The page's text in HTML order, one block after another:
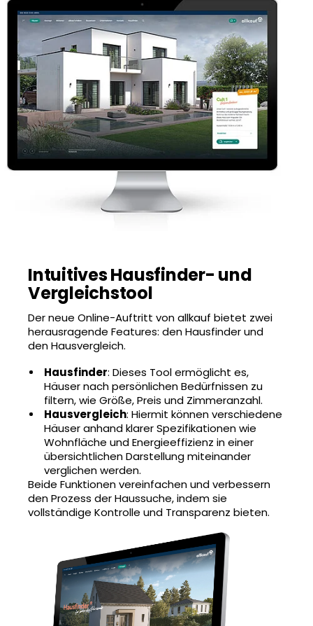
Intuitives Hausfinder- und
Vergleichstool
Der neue Online-Auftritt von allkauf bietet zwei
herausragende Features: den Hausfinder und
den Hausvergleich.
Hausfinder: Dieses Tool ermöglicht es,
Häuser nach persönlichen Bedürfnissen zu
filtern, wie Größe, Preis und Zimmeranzahl.
Hausvergleich: Hiermit können verschiedene
Häuser anhand klarer Spezifikationen wie
Wohnfläche und Energieeffizienz in einer
übersichtlichen Darstellung miteinander
verglichen werden.
Beide Funktionen vereinfachen und verbessern
den Prozess der Haussuche, indem sie
vollständige Kontrolle und Transparenz bieten.